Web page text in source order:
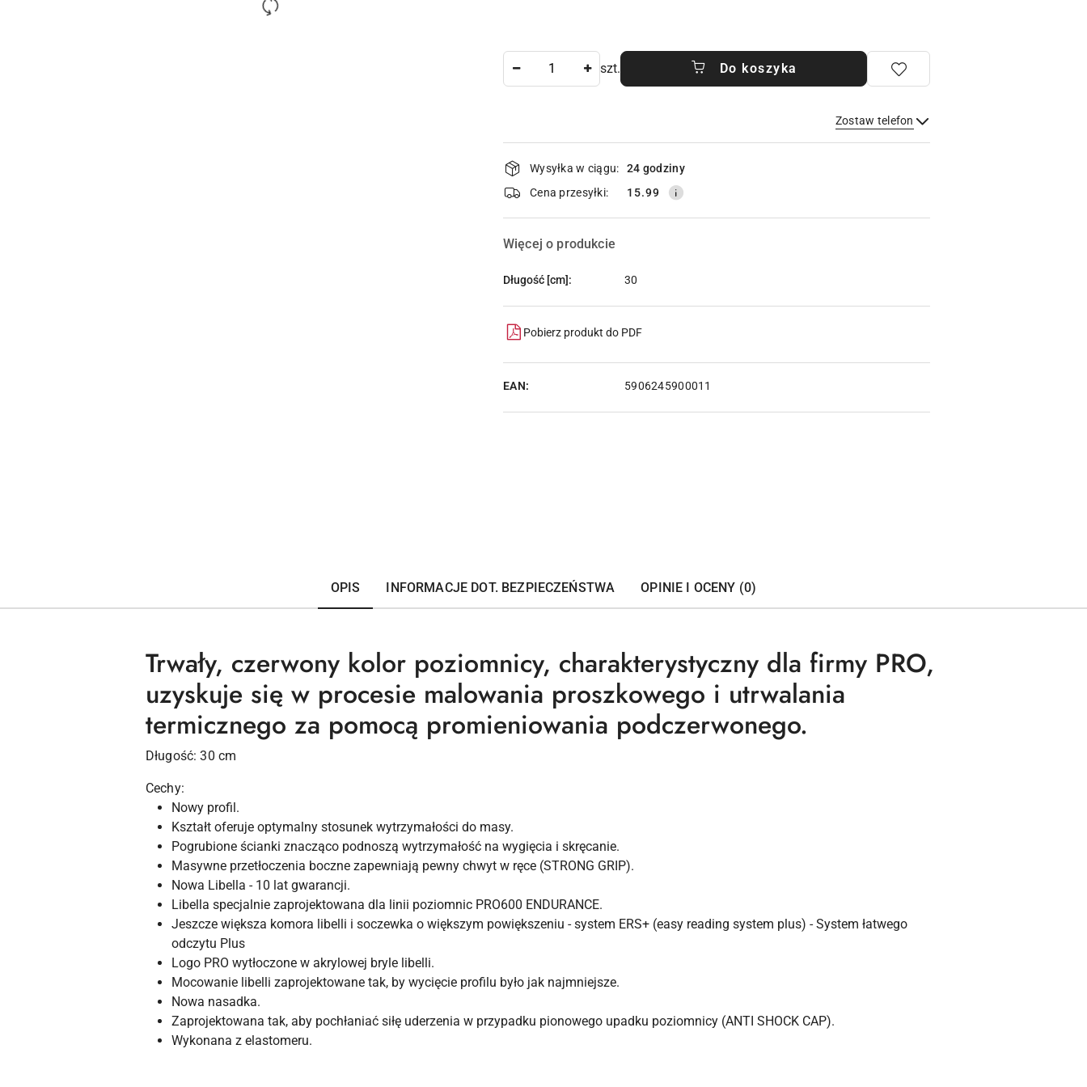
szt. Do koszyka
Zostaw telefon
Wyślij
Dostępność
i
dostawa
Wysyłka w ciągu:
24 godziny
Cena przesyłki:
15.99
Więcej o produkcie
Długość [cm]: 30
Pobierz produkt do PDF
EAN: 5906245900011
OPIS INFORMACJE DOT. BEZPIECZEŃSTWA OPINIE I OCENY (0)
Trwały, czerwony kolor poziomnicy, charakterystyczny dla firmy PRO,
uzyskuje się w procesie malowania proszkowego i utrwalania
termicznego za pomocą promieniowania podczerwonego.
Długość: 30 cm
Cechy:
Nowy profil.
Kształt oferuje optymalny stosunek wytrzymałości do masy.
Pogrubione ścianki znacząco podnoszą wytrzymałość na wygięcia i skręcanie.
Masywne przetłoczenia boczne zapewniają pewny chwyt w ręce (STRONG GRIP).
Nowa Libella - 10 lat gwarancji.
Libella specjalnie zaprojektowana dla linii poziomnic PRO600 ENDURANCE.
Jeszcze większa komora libelli i soczewka o większym powiększeniu - system ERS+ (easy reading system plus) - System łatwego
odczytu Plus
Logo PRO wytłoczone w akrylowej bryle libelli.
Mocowanie libelli zaprojektowane tak, by wycięcie profilu było jak najmniejsze.
Nowa nasadka.
Zaprojektowana tak, aby pochłaniać siłę uderzenia w przypadku pionowego upadku poziomnicy (ANTI SHOCK CAP).
Wykonana z elastomeru.